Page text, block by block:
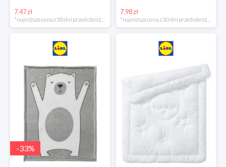
7.47 zł 7.98 zł
-33%